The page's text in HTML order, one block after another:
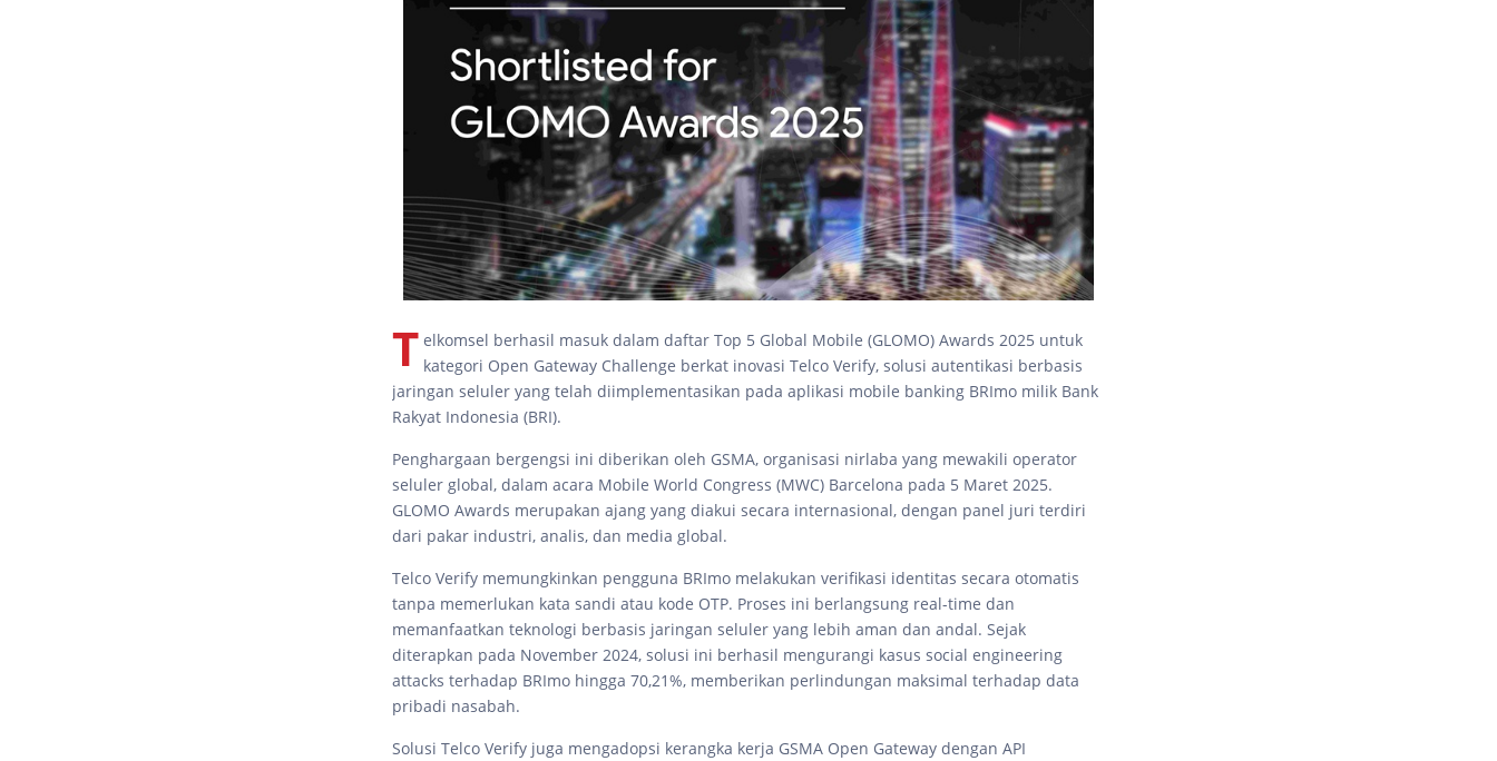
T elkomsel berhasil masuk dalam daftar Top 5 Global Mobile (GLOMO) Awards 2025 untuk
kategori Open Gateway Challenge berkat inovasi Telco Verify, solusi autentikasi berbasis
jaringan seluler yang telah diimplementasikan pada aplikasi mobile banking BRImo milik Bank
Rakyat Indonesia (BRI).
Penghargaan bergengsi ini diberikan oleh GSMA, organisasi nirlaba yang mewakili operator
seluler global, dalam acara Mobile World Congress (MWC) Barcelona pada 5 Maret 2025.
GLOMO Awards merupakan ajang yang diakui secara internasional, dengan panel juri terdiri
dari pakar industri, analis, dan media global.
Telco Verify memungkinkan pengguna BRImo melakukan verifikasi identitas secara otomatis
tanpa memerlukan kata sandi atau kode OTP. Proses ini berlangsung real-time dan
memanfaatkan teknologi berbasis jaringan seluler yang lebih aman dan andal. Sejak
diterapkan pada November 2024, solusi ini berhasil mengurangi kasus social engineering
attacks terhadap BRImo hingga 70,21%, memberikan perlindungan maksimal terhadap data
pribadi nasabah.
Solusi Telco Verify juga mengadopsi kerangka kerja GSMA Open Gateway dengan API